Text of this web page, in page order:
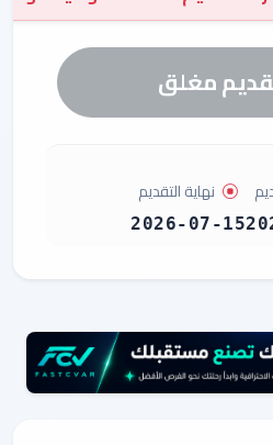
مغلق
نهاية التقديم
2026-07-15